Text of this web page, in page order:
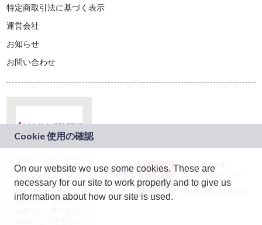
特定商取引法に基づく表示
運営会社
お知らせ
お問い合わせ
ドコモグループの新
規事業創出プログラ
ム「docomo
STARTUP」を通じて
JASRAC許諾番号：
9024936001Y45037
JASRAC許諾番号：
On our website we use some cookies. These are
necessary for our site to work properly and to give us
information about how our site is used.